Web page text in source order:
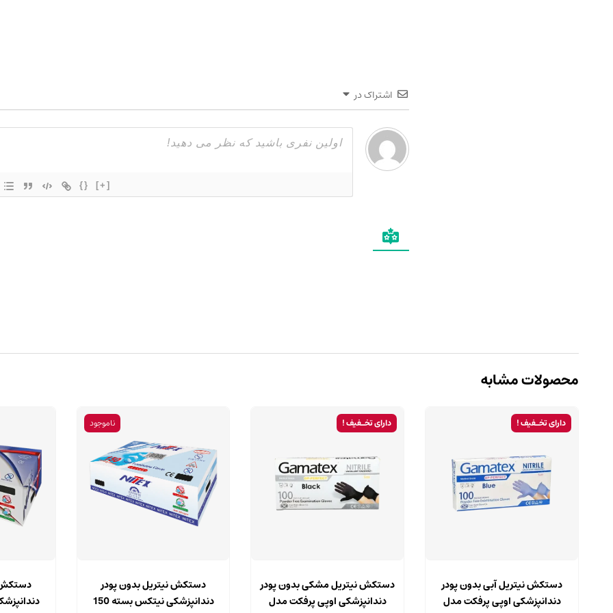
اشتراک در
{} [+]
محصولات مشابه
دارای تخـفیف !
محصول
دارای
دستکش نیتریل آبی بدون پودر
دندانپزشکی اوپی پرفکت مدل
دارای تخـفیف !
محصول
دارای
دستکش نیتریل مشکی بدون پودر
دندانپزشکی اوپی پرفکت مدل
ناموجود
محصول
دارای
دستکش نیتریل بدون پودر
دندانپزشکی نیتکس بسته 150
دستکش